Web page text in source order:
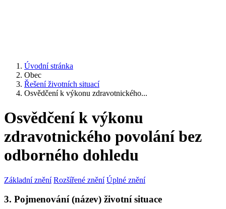
Úvodní stránka
Obec
Řešení životních situací
Osvědčení k výkonu zdravotnického...
Osvědčení k výkonu
zdravotnického povolání bez
odborného dohledu
Základní znění Rozšířené znění Úplné znění
3. Pojmenování (název) životní situace